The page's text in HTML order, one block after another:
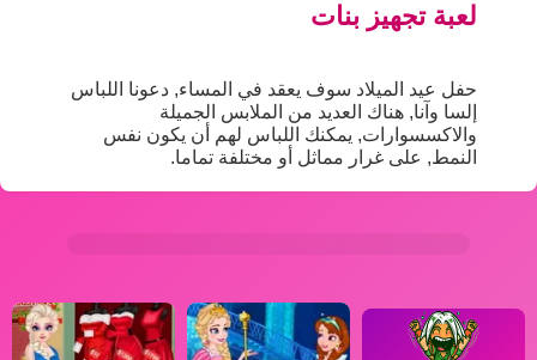
لعبة تجهيز بنات
حفل عيد الميلاد سوف يعقد في المساء, دعونا اللباس
إلسا وآنا, هناك العديد من الملابس الجميلة
والاكسسوارات, يمكنك اللباس لهم أن يكون نفس
النمط, على غرار مماثل أو مختلفة تماما.